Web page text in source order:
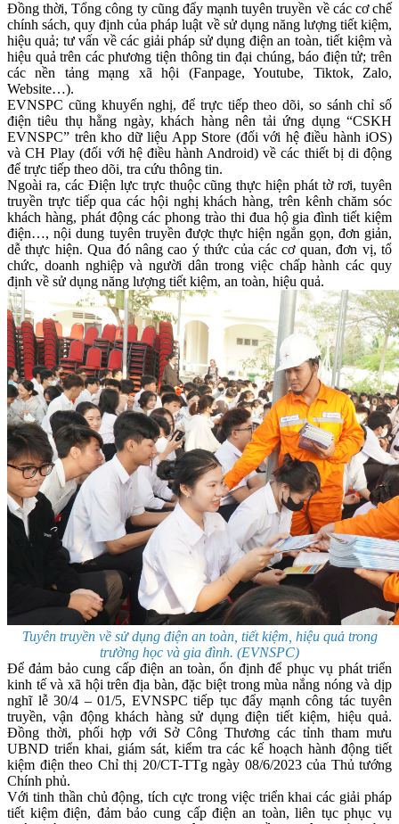
Đồng thời, Tổng công ty cũng đẩy mạnh tuyên truyền về các cơ chế
chính sách, quy định của pháp luật về sử dụng năng lượng tiết kiệm,
hiệu quả; tư vấn về các giải pháp sử dụng điện an toàn, tiết kiệm và
hiệu quả trên các phương tiện thông tin đại chúng, báo điện tử; trên
các nền tảng mạng xã hội (Fanpage, Youtube, Tiktok, Zalo,
Website…).
EVNSPC cũng khuyến nghị, để trực tiếp theo dõi, so sánh chỉ số
điện tiêu thụ hằng ngày, khách hàng nên tải ứng dụng “CSKH
EVNSPC” trên kho dữ liệu App Store (đối với hệ điều hành iOS)
và CH Play (đối với hệ điều hành Android) về các thiết bị di động
để trực tiếp theo dõi, tra cứu thông tin.
Ngoài ra, các Điện lực trực thuộc cũng thực hiện phát tờ rơi, tuyên
truyền trực tiếp qua các hội nghị khách hàng, trên kênh chăm sóc
khách hàng, phát động các phong trào thi đua hộ gia đình tiết kiệm
điện…, nội dung tuyên truyền được thực hiện ngắn gọn, đơn giản,
dễ thực hiện. Qua đó nâng cao ý thức của các cơ quan, đơn vị, tổ
chức, doanh nghiệp và người dân trong việc chấp hành các quy
định về sử dụng năng lượng tiết kiệm, an toàn, hiệu quả.
Tuyên truyền về sử dụng điện an toàn, tiết kiệm, hiệu quả trong
trường học và gia đình. (EVNSPC)
Để đảm bảo cung cấp điện an toàn, ổn định để phục vụ phát triển
kinh tế và xã hội trên địa bàn, đặc biệt trong mùa nắng nóng và dịp
nghĩ lễ 30/4 – 01/5, EVNSPC tiếp tục đẩy mạnh công tác tuyên
truyền, vận động khách hàng sử dụng điện tiết kiệm, hiệu quả.
Đồng thời, phối hợp với Sở Công Thương các tỉnh tham mưu
UBND triển khai, giám sát, kiểm tra các kế hoạch hành động tiết
kiệm điện theo Chỉ thị 20/CT-TTg ngày 08/6/2023 của Thủ tướng
Chính phủ.
Với tinh thần chủ động, tích cực trong việc triển khai các giải pháp
tiết kiệm điện, đảm bảo cung cấp điện an toàn, liên tục phục vụ